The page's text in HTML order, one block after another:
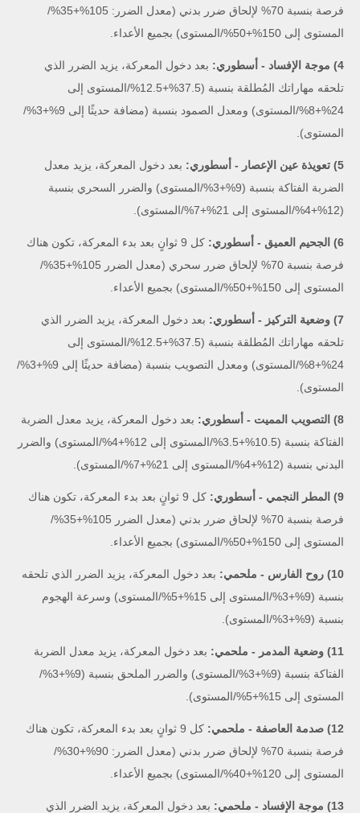
فرصة بنسبة 70% لإلحاق ضرر بدني (معدل الضرر: 105%+35%/
المستوى إلى 150%+50%/المستوى) بجميع الأعداء.
4) موجة الإفساد - أسطوري:
بعد دخول المعركة، يزيد الضرر الذي
تلحقه مهاراتك المُطلقة بنسبة (37.5%+12.5%/المستوى إلى
24%+8%/المستوى) ومعدل الصمود بنسبة (مضافة حديثًا إلى 9%+3%/
المستوى).
5) تعويذة عين الإعصار - أسطوري:
بعد دخول المعركة، يزيد معدل
الضربة الفتاكة بنسبة (9%+3%/المستوى) والضرر السحري بنسبة
(12%+4%/المستوى إلى 21%+7%/المستوى).
6) الجحيم العميق - أسطوري:
كل 9 ثوانٍ بعد بدء المعركة، تكون هناك
فرصة بنسبة 70% لإلحاق ضرر سحري (معدل الضرر 105%+35%/
المستوى إلى 150%+50%/المستوى) بجميع الأعداء.
7) وضعية التركيز - أسطوري:
بعد دخول المعركة، يزيد الضرر الذي
تلحقه مهاراتك المُطلقة بنسبة (37.5%+12.5%/المستوى إلى
24%+8%/المستوى) ومعدل التصويب بنسبة (مضافة حديثًا إلى 9%+3%/
المستوى).
8) التصويب المميت - أسطوري:
بعد دخول المعركة، يزيد معدل الضربة
الفتاكة بنسبة (10.5%+3.5%/المستوى إلى 12%+4%/المستوى) والضرر
البدني بنسبة (12%+4%/المستوى إلى 21%+7%/المستوى).
9) المطر النجمي - أسطوري:
كل 9 ثوانٍ بعد بدء المعركة، تكون هناك
فرصة بنسبة 70% لإلحاق ضرر بدني (معدل الضرر 105%+35%/
المستوى إلى 150%+50%/المستوى) بجميع الأعداء.
10) روح الفارس - ملحمي:
بعد دخول المعركة، يزيد الضرر الذي تلحقه
بنسبة (9%+3%/المستوى إلى 15%+5%/المستوى) وسرعة الهجوم
بنسبة (9%+3%/المستوى).
11) وضعية المدمر - ملحمي:
بعد دخول المعركة، يزيد معدل الضربة
الفتاكة بنسبة (9%+3%/المستوى) والضرر الملحق بنسبة (9%+3%/
المستوى إلى 15%+5%/المستوى).
12) صدمة العاصفة - ملحمي:
كل 9 ثوانٍ بعد بدء المعركة، تكون هناك
فرصة بنسبة 70% لإلحاق ضرر بدني (معدل الضرر: 90%+30%/
المستوى إلى 120%+40%/المستوى) بجميع الأعداء.
13) موجة الإفساد - ملحمي:
بعد دخول المعركة، يزيد الضرر الذي